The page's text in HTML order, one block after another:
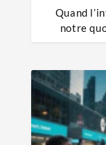
Quand
notre